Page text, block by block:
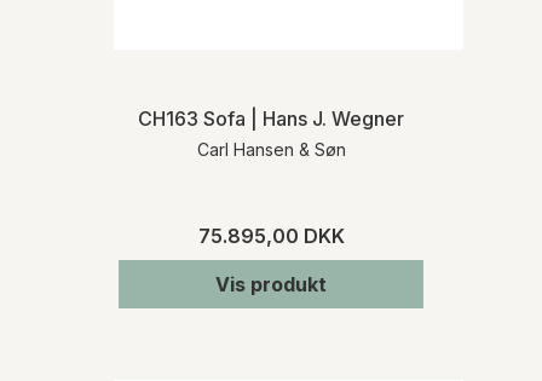
CH163 Sofa | Hans J. Wegner
Carl Hansen & Søn
75.895,00 DKK
Vis produkt